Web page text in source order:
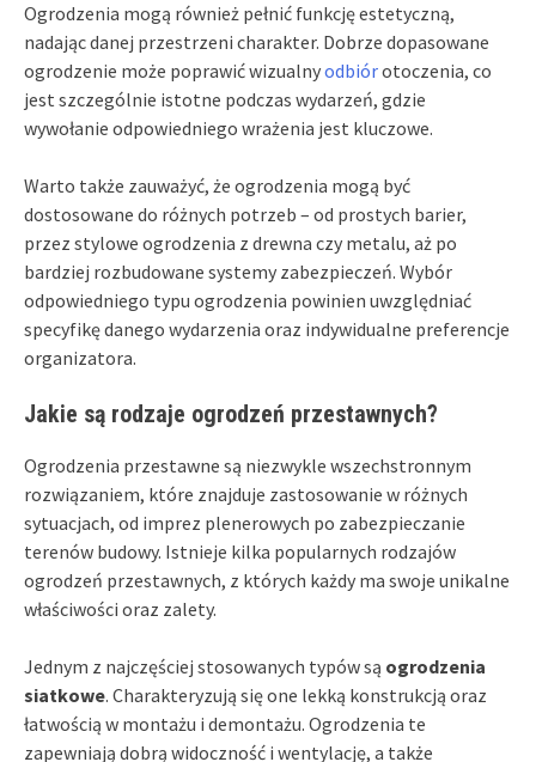
Ogrodzenia mogą również pełnić funkcję estetyczną,
nadając danej przestrzeni charakter. Dobrze dopasowane
ogrodzenie może poprawić wizualnyodbiórotoczenia, co
jest szczególnie istotne podczas wydarzeń, gdzie
wywołanie odpowiedniego wrażenia jest kluczowe.
Warto także zauważyć, że ogrodzenia mogą być
dostosowane do różnych potrzeb – od prostych barier,
przez stylowe ogrodzenia z drewna czy metalu, aż po
bardziej rozbudowane systemy zabezpieczeń. Wybór
odpowiedniego typu ogrodzenia powinien uwzględniać
specyfikę danego wydarzenia oraz indywidualne preferencje
organizatora.
Jakie są rodzaje ogrodzeń przestawnych?
Ogrodzenia przestawne są niezwykle wszechstronnym
rozwiązaniem, które znajduje zastosowanie w różnych
sytuacjach, od imprez plenerowych po zabezpieczanie
terenów budowy. Istnieje kilka popularnych rodzajów
ogrodzeń przestawnych, z których każdy ma swoje unikalne
właściwości oraz zalety.
Jednym z najczęściej stosowanych typów są ogrodzenia
siatkowe. Charakteryzują się one lekką konstrukcją oraz
łatwością w montażu i demontażu. Ogrodzenia te
zapewniają dobrą widoczność i wentylację, a także